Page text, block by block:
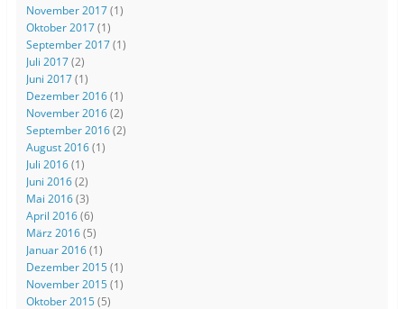
November 2017(1)
Oktober 2017(1)
September 2017(1)
Juli 2017(2)
Juni 2017(1)
Dezember 2016(1)
November 2016(2)
September 2016(2)
August 2016(1)
Juli 2016(1)
Juni 2016(2)
Mai 2016(3)
April 2016(6)
März 2016(5)
Januar 2016(1)
Dezember 2015(1)
November 2015(1)
Oktober 2015(5)